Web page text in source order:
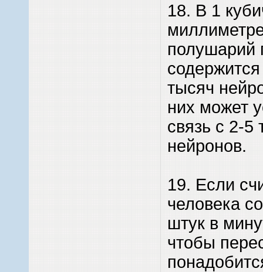
18. В 1
полушарий
тысяч
них может
связь с 2-5
нейронов.
19. Если
человека
штук в
чтобы